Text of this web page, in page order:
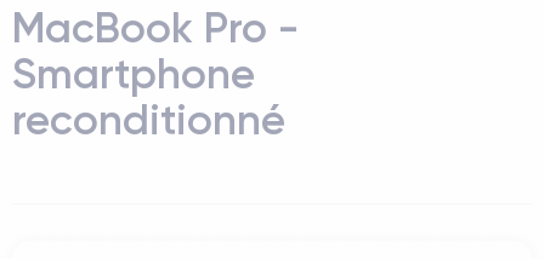
MacBook Pro -
Smartphone
reconditionné